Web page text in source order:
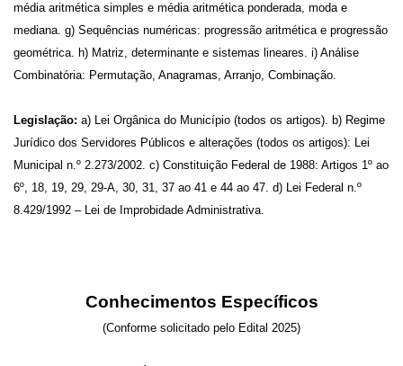
média aritmética simples e média aritmética ponderada, moda e
mediana. g) Sequências numéricas: progressão aritmética e progressão
geométrica. h) Matriz, determinante e sistemas lineares. i) Análise
Combinatória: Permutação, Anagramas, Arranjo, Combinação.
Legislação: a) Lei Orgânica do Município (todos os artigos). b) Regime
Jurídico dos Servidores Públicos e alterações (todos os artigos): Lei
Municipal n.º 2.273/2002. c) Constituição Federal de 1988: Artigos 1º ao
6º, 18, 19, 29, 29-A, 30, 31, 37 ao 41 e 44 ao 47. d) Lei Federal n.º
8.429/1992 – Lei de Improbidade Administrativa.
Conhecimentos Específicos
(Conforme solicitado pelo Edital 2025)